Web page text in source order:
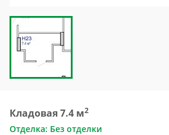
Кладовая 7.4 м2
Отделка: Без отделки